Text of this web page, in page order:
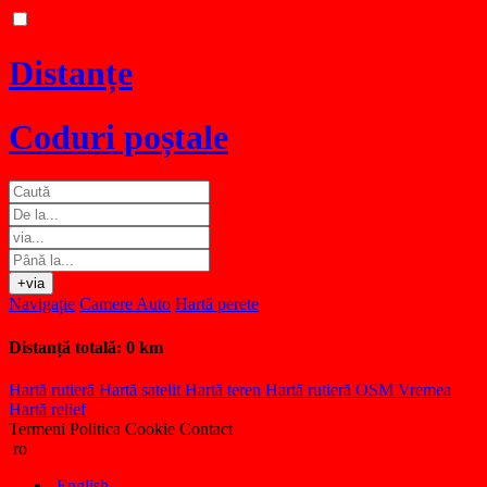
Distanțe
Coduri poștale
+via
Navigație Camere Auto Hartă perete
Distanță totală: 0 km
Hartă rutieră Hartă satelit Hartă teren Hartă rutieră OSM Vremea
Hartă relief
Termeni Politica Cookie Contact
ro